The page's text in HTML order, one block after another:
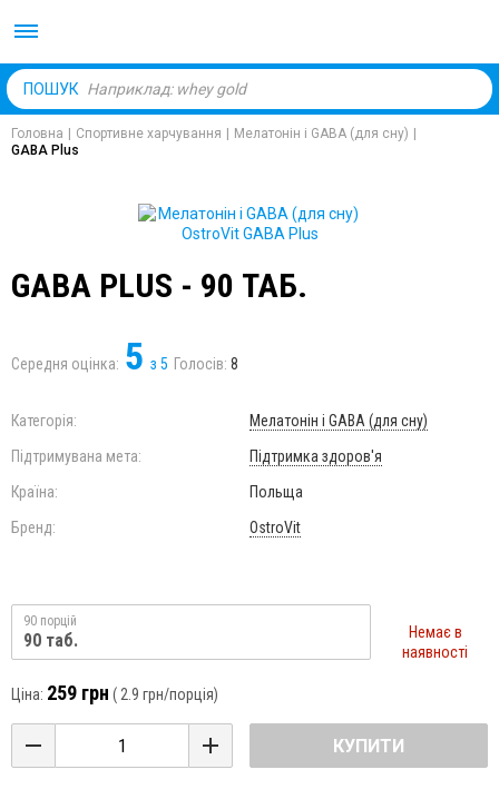
ПОШУК
Головна Спортивне харчування Мелатонін і GABA (для сну)
GABA Plus
GABA PLUS - 90 ТАБ.
Середня оцінка: 5 з 5 Голосів: 8
Категорія:
Мелатонін і GABA (для сну)
Підтримувана мета:
Підтримка здоров'я
Країна:
Польща
Бренд:
OstroVit
90 порцій
90 таб.
Немає в
наявності
Ціна: 259 грн ( 2.9 грн/порція)
КУПИТИ